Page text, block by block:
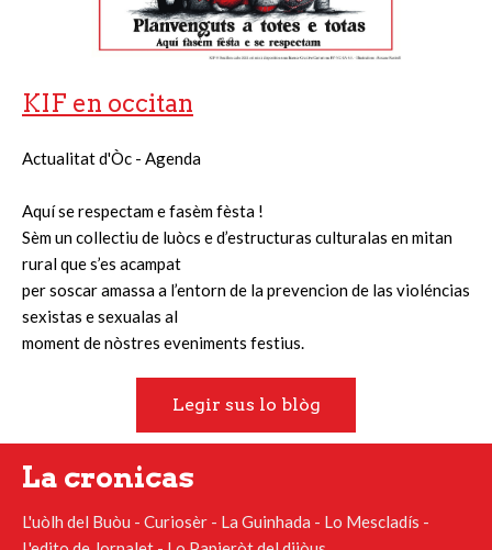
KIF en occitan
Actualitat d'Òc - Agenda
Aquí se respectam e fasèm fèsta !
Sèm un collectiu de luòcs e d’estructuras culturalas en mitan
rural que s’es acampat
per soscar amassa a l’entorn de la prevencion de las violéncias
sexistas e sexualas al
moment de nòstres eveniments festius.
Legir sus lo blòg
La cronicas
L'uòlh del Buòu - Curiosèr - La Guinhada - Lo Mescladís -